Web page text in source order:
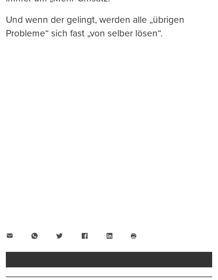
Und wenn der gelingt, werden alle „übrigen
Probleme“ sich fast „von selber lösen“.
WhatsAppTwitter FacebookLinkedIn
drucken